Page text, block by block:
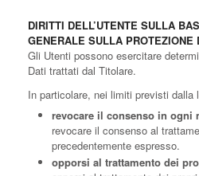
DIRITTI DELL’UTENTE SULLA
GENERALE SULLA PROTEZIONE
Gli Utenti possono esercitare
Dati trattati dal Titolare.
In particolare, nei limiti previsti dalla
revocare il consenso in ogni
revocare il consenso al
precedentemente espresso.
opporsi al trattamento dei